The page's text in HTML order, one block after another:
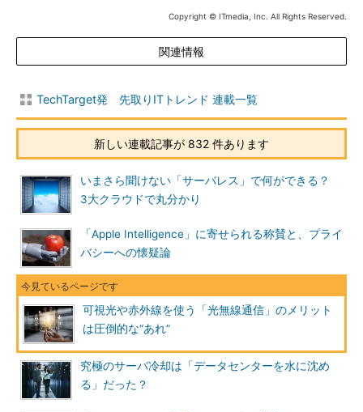
Copyright © ITmedia, Inc. All Rights Reserved.
関連情報
TechTarget発 先取りITトレンド 連載一覧
新しい連載記事が 832 件あります
いまさら聞けない「サーバレス」で何ができる？
3大クラウドで丸分かり
「Apple Intelligence」に寄せられる称賛と、プライ
バシーへの懐疑論
可視光や赤外線を使う「光無線通信」のメリット
は圧倒的な“あれ”
究極のサーバ冷却は「データセンターを水に沈め
る」だった？